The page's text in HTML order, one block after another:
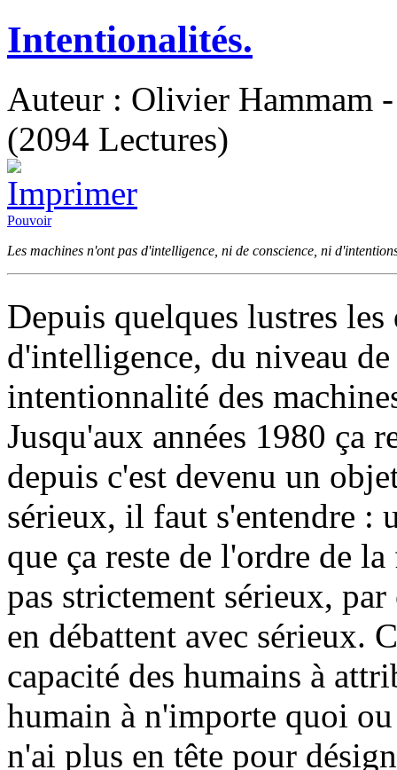
Intentionalités.
Auteur : Olivier Hammam
(2094 Lectures)
Pouvoir
Les machines n'ont pas d'intelligence, ni de conscience, ni
Depuis quelques lustres
d'intelligence, du niveau
intentionnalité des
Jusqu'aux années 1980 ça
depuis c'est devenu un
sérieux, il faut s'entendre :
que ça reste de l'ordre de
pas strictement sérieux,
en débattent avec sérieux.
capacité des humains à
humain à n'importe quoi
n'ai plus en tête pour